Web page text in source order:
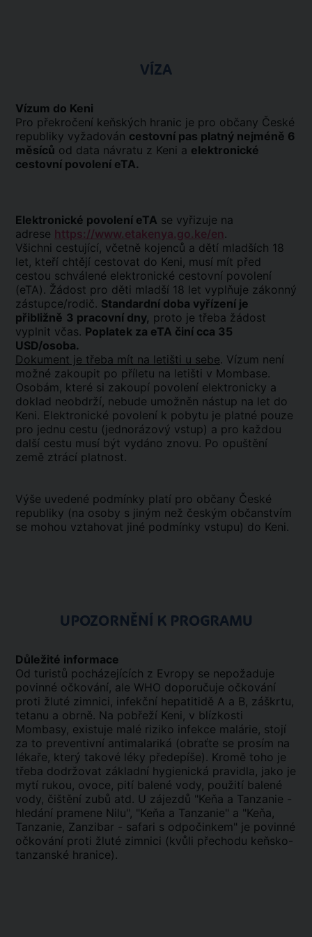
VÍZA
Vízum do Keni
Pro překročení keňských hranic je pro občany České
republiky vyžadován cestovní pas platný nejméně 6
měsíců od data návratu z Keni a elektronické
cestovní povolení eTA.
Elektronické povolení eTA se vyřizuje na
adrese https://www.etakenya.go.ke/en .
Všichni cestující, včetně kojenců a dětí mladších 18
let, kteří chtějí cestovat do Keni, musí mít před
cestou schválené elektronické cestovní povolení
(eTA). Žádost pro děti mladší 18 let vyplňuje zákonný
zástupce/rodič. Standardní doba vyřízení je
přibližně 3 pracovní dny, proto je třeba žádost
vyplnit včas. Poplatek za eTA činí cca 35
USD/osoba.
Dokument je třeba mít na letišti u sebe. Vízum není
možné zakoupit po příletu na letišti v Mombase.
Osobám, které si zakoupí povolení elektronicky a
doklad neobdrží, nebude umožněn nástup na let do
Keni. Elektronické povolení k pobytu je platné pouze
pro jednu cestu (jednorázový vstup) a pro každou
další cestu musí být vydáno znovu. Po opuštění
země ztrácí platnost.
Výše uvedené podmínky platí pro občany České
republiky (na osoby s jiným než českým občanstvím
se mohou vztahovat jiné podmínky vstupu) do Keni.
UPOZORNĚNÍ K PROGRAMU
Důležité informace
Od turistů pocházejících z Evropy se nepožaduje
povinné očkování, ale WHO doporučuje očkování
proti žluté zimnici, infekční hepatitidě A a B, záškrtu,
tetanu a obrně. Na pobřeží Keni, v blízkosti
Mombasy, existuje malé riziko infekce malárie, stojí
za to preventivní antimalariká (obraťte se prosím na
lékaře, který takové léky předepíše). Kromě toho je
třeba dodržovat základní hygienická pravidla, jako je
mytí rukou, ovoce, pití balené vody, použití balené
vody, čištění zubů atd. U zájezdů "Keňa a Tanzanie -
hledání pramene Nilu", "Keňa a Tanzanie" a "Keňa,
Tanzanie, Zanzibar - safari s odpočinkem" je povinné
očkování proti žluté zimnici (kvůli přechodu keňsko-
tanzanské hranice).